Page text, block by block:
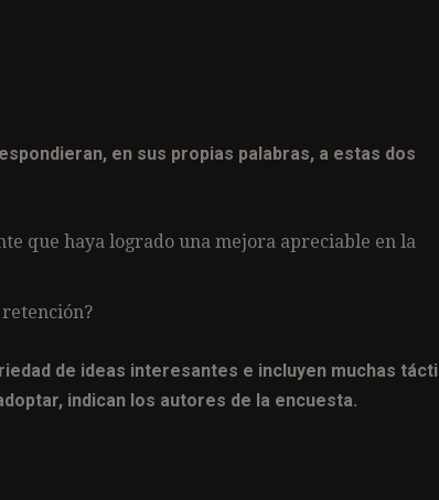
en sus propias palabras, a estas dos
que haya logrado una mejora apreciable en la
retención?
de ideas interesantes e incluyen muchas
indican los autores de la encuesta.